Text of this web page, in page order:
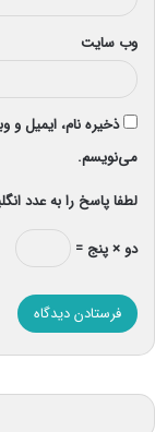
وب‌ سایت
ذخیره نام، ایمیل و
می‌نویسم.
لطفا پاسخ را به عدد
دو × پنج =